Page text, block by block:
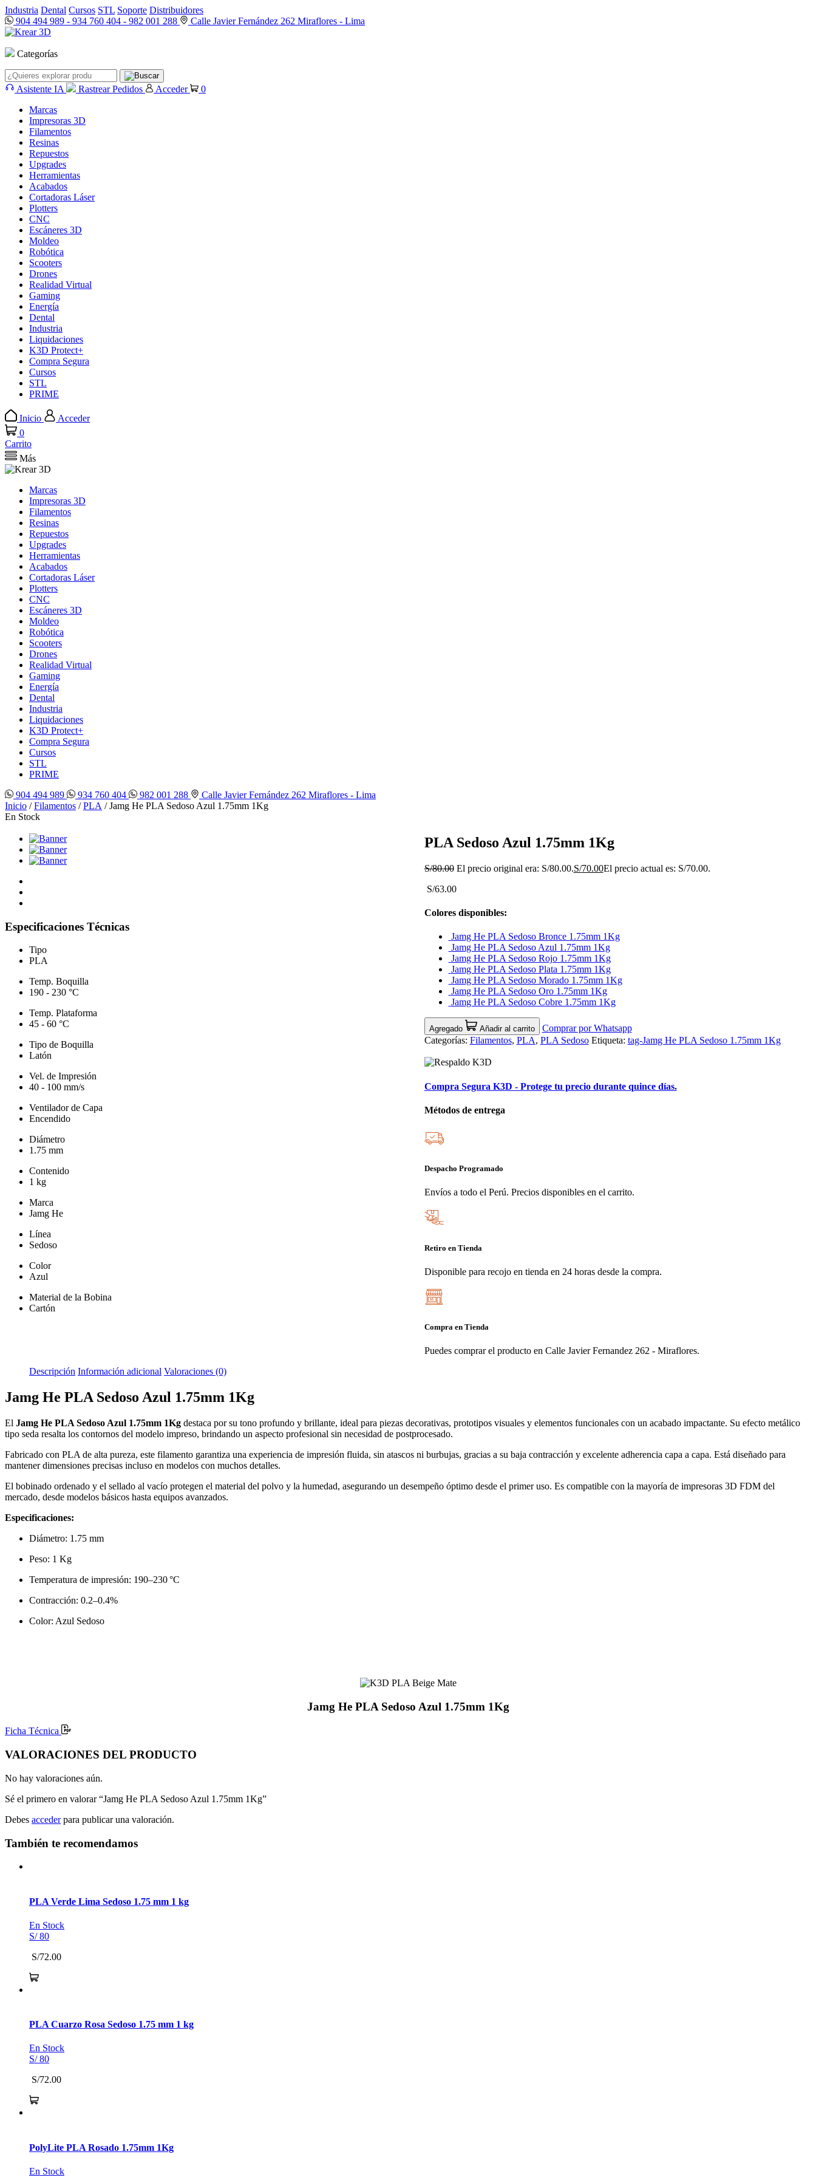
Industria Dental Cursos STL Soporte Distribuidores
904 494 989 - 934 760 404 - 982 001 288 Calle Javier Fernández 262 Miraflores - Lima
Categorías
Asistente IA Rastrear Pedidos Acceder
0
Marcas
Impresoras 3D
Filamentos
Resinas
Repuestos
Upgrades
Herramientas
Acabados
Cortadoras Láser
Plotters
CNC
Escáneres 3D
Moldeo
Robótica
Scooters
Drones
Realidad Virtual
Gaming
Energía
Dental
Industria
Liquidaciones
K3D Protect+
Compra Segura
Cursos
STL
PRIME
Inicio
Acceder
0
Carrito
Más
Marcas
Impresoras 3D
Filamentos
Resinas
Repuestos
Upgrades
Herramientas
Acabados
Cortadoras Láser
Plotters
CNC
Escáneres 3D
Moldeo
Robótica
Scooters
Drones
Realidad Virtual
Gaming
Energía
Dental
Industria
Liquidaciones
K3D Protect+
Compra Segura
Cursos
STL
PRIME
904 494 989
934 760 404 982 001 288
Calle Javier Fernández 262 Miraflores - Lima
Inicio /Filamentos /PLA / Jamg He PLA Sedoso Azul 1.75mm 1Kg
En Stock
PLA Sedoso Azul 1.75mm 1Kg
S/80.00 El precio original era: S/80.00.S/70.00El precio actual es: S/70.00.
S/63.00
Colores disponibles:
Jamg He PLA Sedoso Bronce 1.75mm 1Kg
Jamg He PLA Sedoso Azul 1.75mm 1Kg
Jamg He PLA Sedoso Rojo 1.75mm 1Kg
Jamg He PLA Sedoso Plata 1.75mm 1Kg
Jamg He PLA Sedoso Morado 1.75mm 1Kg
Jamg He PLA Sedoso Oro 1.75mm 1Kg
Jamg He PLA Sedoso Cobre 1.75mm 1Kg
Agregado Añadir al carrito
Comprar por Whatsapp
Categorías: Filamentos, PLA, PLA Sedoso Etiqueta: tag-Jamg He PLA Sedoso 1.75mm 1Kg
Compra Segura K3D - Protege tu precio durante quince días.
Métodos de entrega
Despacho Programado
Envíos a todo el Perú. Precios disponibles en el carrito.
Retiro en Tienda
Disponible para recojo en tienda en 24 horas desde la compra.
Compra en Tienda
Puedes comprar el producto en Calle Javier Fernandez 262 - Miraflores.
Especificaciones Técnicas
Tipo
PLA
Temp. Boquilla
190 - 230 °C
Temp. Plataforma
45 - 60 °C
Tipo de Boquilla
Latón
Vel. de Impresión
40 - 100 mm/s
Ventilador de Capa
Encendido
Diámetro
1.75 mm
Contenido
1 kg
Marca
Jamg He
Línea
Sedoso
Color
Azul
Material de la Bobina
Cartón
Descripción Información adicional Valoraciones (0)
Jamg He PLA Sedoso Azul 1.75mm 1Kg
El Jamg He PLA Sedoso Azul 1.75mm 1Kg destaca por su tono profundo y brillante, ideal para piezas decorativas, prototipos visuales y elementos funcionales con un acabado impactante. Su efecto metálico
tipo seda resalta los contornos del modelo impreso, brindando un aspecto profesional sin necesidad de postprocesado.
Fabricado con PLA de alta pureza, este filamento garantiza una experiencia de impresión fluida, sin atascos ni burbujas, gracias a su baja contracción y excelente adherencia capa a capa. Está diseñado para
mantener dimensiones precisas incluso en modelos con muchos detalles.
El bobinado ordenado y el sellado al vacío protegen el material del polvo y la humedad, asegurando un desempeño óptimo desde el primer uso. Es compatible con la mayoría de impresoras 3D FDM del
mercado, desde modelos básicos hasta equipos avanzados.
Especificaciones:
Diámetro: 1.75 mm
Peso: 1 Kg
Temperatura de impresión: 190–230 °C
Contracción: 0.2–0.4%
Color: Azul Sedoso
Jamg He PLA Sedoso Azul 1.75mm 1Kg
Ficha Técnica
VALORACIONES DEL PRODUCTO
No hay valoraciones aún.
Sé el primero en valorar “Jamg He PLA Sedoso Azul 1.75mm 1Kg”
Debes accederpara publicar una valoración.
También te recomendamos
PLA Verde Lima Sedoso 1.75 mm 1 kg
En Stock
S/ 80
S/72.00
PLA Cuarzo Rosa Sedoso 1.75 mm 1 kg
En Stock
S/ 80
S/72.00
PolyLite PLA Rosado 1.75mm 1Kg
En Stock